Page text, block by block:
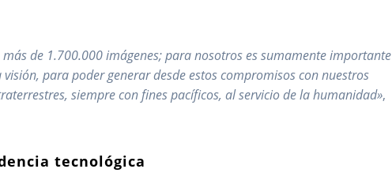
de 1.700.000 imágenes; para nosotros es sumamente importante
para poder generar desde estos compromisos con nuestros
siempre con fines pacíficos, al servicio de la humanidad»,
tecnológica